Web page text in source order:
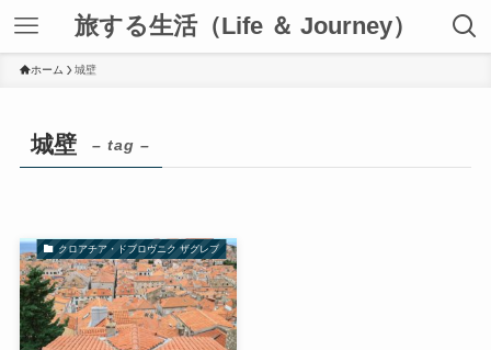
旅する生活（Life ＆ Journey）
ホーム 城壁
城壁 – tag –
クロアチア・ドブロヴニク ザグレブ